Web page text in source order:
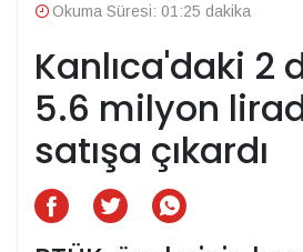
Okuma Süresi: 01:25 dakika
Kanlıca'daki 2
5.6 milyon
satışa çıkardı